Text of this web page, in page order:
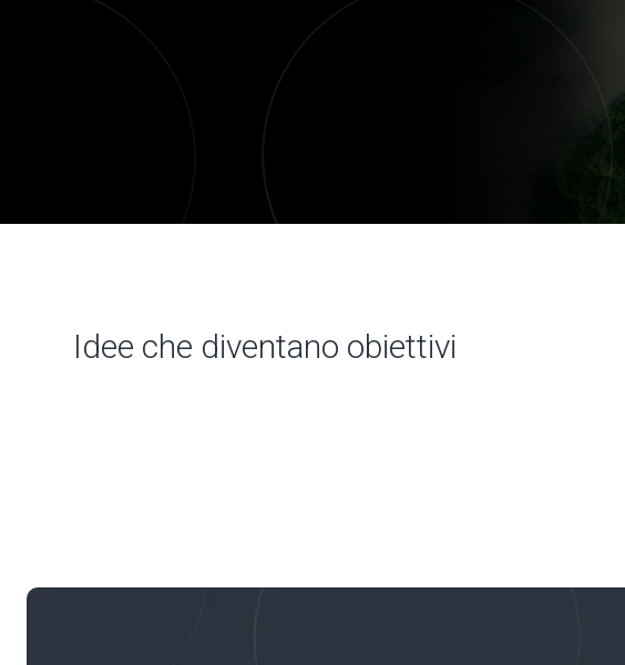
Idee che diventano obiettivi